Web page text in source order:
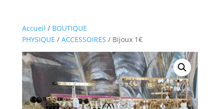
Accueil / BOUTIQUE
PHYSIQUE / ACCESSOIRES / Bijoux 1€